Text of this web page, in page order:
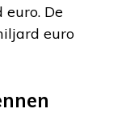
De
euro